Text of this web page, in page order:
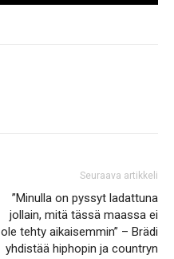
Seuraava artikkeli
”Minulla on pyssyt ladattuna
jollain, mitä tässä maassa ei
ole tehty aikaisemmin” – Brädi
yhdistää hiphopin ja countryn